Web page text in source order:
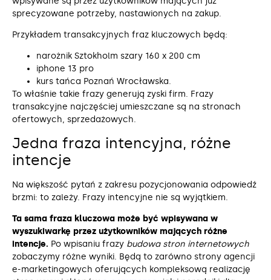
sprecyzowane potrzeby, nastawionych na zakup.
Przykładem transakcyjnych fraz kluczowych będą:
narożnik Sztokholm szary 160 x 200 cm
iphone 13 pro
kurs tańca Poznań Wrocławska.
To właśnie takie frazy generują zyski firm. Frazy
transakcyjne najczęściej umieszczane są na stronach
ofertowych, sprzedażowych.
Jedna fraza intencyjna, różne
intencje
Na większość pytań z zakresu pozycjonowania odpowiedź
brzmi: to zależy. Frazy intencyjne nie są wyjątkiem.
Ta sama fraza kluczowa może być wpisywana w
wyszukiwarkę przez użytkowników mających różne
intencje. Po wpisaniu frazy budowa stron internetowych
zobaczymy różne wyniki. Będą to zarówno strony agencji
e-marketingowych oferujących kompleksową realizację